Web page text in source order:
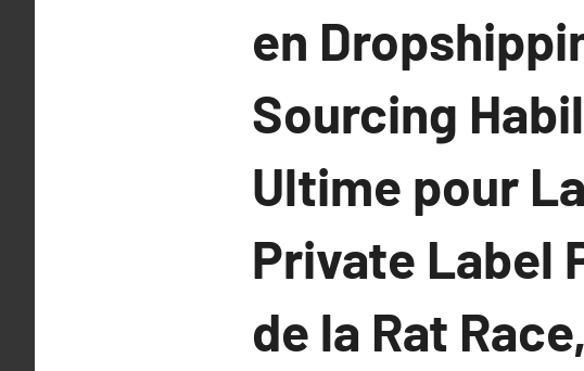
en
Sourcing
Ultime pour
Private Label
de la Rat